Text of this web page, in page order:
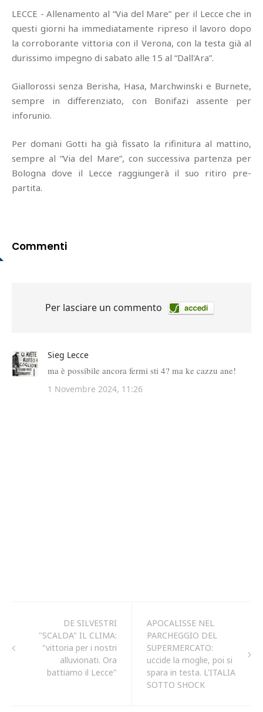
LECCE - Allenamento al “Via del Mare” per il Lecce che in
questi giorni ha immediatamente ripreso il lavoro dopo
la corroborante vittoria con il Verona, con la testa già al
durissimo impegno di sabato alle 15 al “Dall'Ara”.
Giallorossi senza Berisha, Hasa, Marchwinski e Burnete,
sempre in differenziato, con Bonifazi assente per
inforunio.
Per domani Gotti ha già fissato la rifinitura al mattino,
sempre al “Via del Mare”, con successiva partenza per
Bologna dove il Lecce raggiungerà il suo ritiro pre-
partita.
Commenti
DE SILVESTRI
"SCALDA" IL CLIMA:
"vittoria per i nostri
alluvionati. Ora
battiamo il Lecce"
APOCALISSE NEL
PARCHEGGIO DEL
SUPERMERCATO:
uccide la moglie, poi si
spara in testa. L'ITALIA
SOTTO SHOCK